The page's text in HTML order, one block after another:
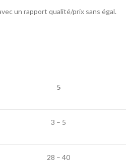
un rapport qualité/prix sans égal.
5
3 – 5
28 – 40